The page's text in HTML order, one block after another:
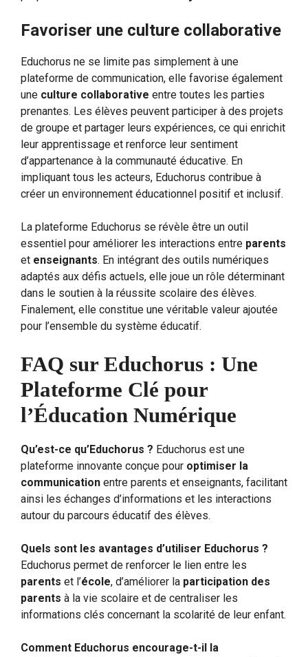
Favoriser une culture collaborative
Educhorus ne se limite pas simplement à une
plateforme de communication, elle favorise également
une culture collaborative entre toutes les parties
prenantes. Les élèves peuvent participer à des projets
de groupe et partager leurs expériences, ce qui enrichit
leur apprentissage et renforce leur sentiment
d’appartenance à la communauté éducative. En
impliquant tous les acteurs, Educhorus contribue à
créer un environnement éducationnel positif et inclusif.
La plateforme Educhorus se révèle être un outil
essentiel pour améliorer les interactions entre parents
et enseignants. En intégrant des outils numériques
adaptés aux défis actuels, elle joue un rôle déterminant
dans le soutien à la réussite scolaire des élèves.
Finalement, elle constitue une véritable valeur ajoutée
pour l’ensemble du système éducatif.
FAQ sur Educhorus : Une
Plateforme Clé pour
l’Éducation Numérique
Qu’est-ce qu’Educhorus ? Educhorus est une
plateforme innovante conçue pour optimiser la
communication entre parents et enseignants, facilitant
ainsi les échanges d’informations et les interactions
autour du parcours éducatif des élèves.
Quels sont les avantages d’utiliser Educhorus ?
Educhorus permet de renforcer le lien entre les
parents et l’école, d’améliorer la participation des
parents à la vie scolaire et de centraliser les
informations clés concernant la scolarité de leur enfant.
Comment Educhorus encourage-t-il la